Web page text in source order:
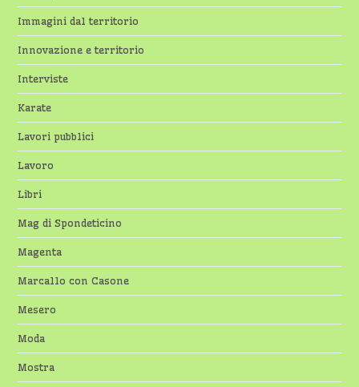
Immagini dal territorio
Innovazione e territorio
Interviste
Karate
Lavori pubblici
Lavoro
Libri
Mag di Spondeticino
Magenta
Marcallo con Casone
Mesero
Moda
Mostra